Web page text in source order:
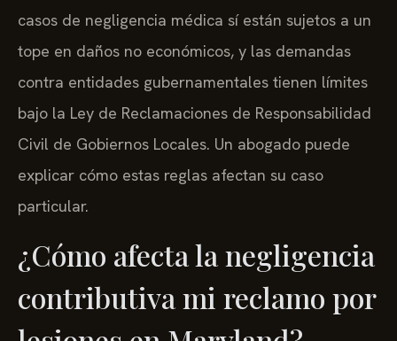
casos de negligencia médica sí están sujetos a un
tope en daños no económicos, y las demandas
contra entidades gubernamentales tienen límites
bajo la Ley de Reclamaciones de Responsabilidad
Civil de Gobiernos Locales. Un abogado puede
explicar cómo estas reglas afectan su caso
particular.
¿Cómo afecta la negligencia
contributiva mi reclamo por
lesiones en Maryland?